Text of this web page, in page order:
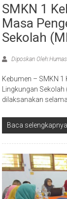
SMKN 1
Masa
Sekolah
Diposkan Oleh:Humas
Kebumen – SMKN
Lingkungan
dilaksanakan
Baca selengkapnya